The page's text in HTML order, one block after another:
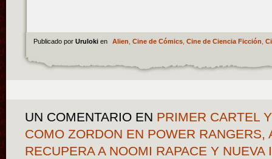
Publicado por Uruloki en Alien Cine de Cómics, Cine de Ciencia Ficción
UN COMENTARIO EN PRIMER CARTEL
COMO ZORDON EN POWER RANGERS,
RECUPERA A NOOMI RAPACE Y NUEVA